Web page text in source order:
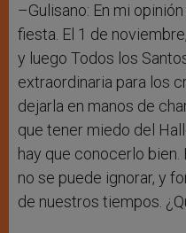
–Gulisano: En mi
fiesta. El 1 de
y luego Todos los
extraordinaria para los
dejarla en manos de
que tener miedo del
hay que conocerlo
no se puede ignorar, y
de nuestros tiempos.